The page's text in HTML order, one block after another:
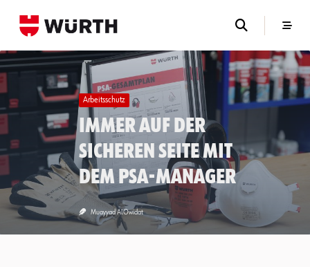
Arbeitsschutz
Immer auf der
sicheren Seite mit
dem PSA-Manager
Muayyad AlOwidat